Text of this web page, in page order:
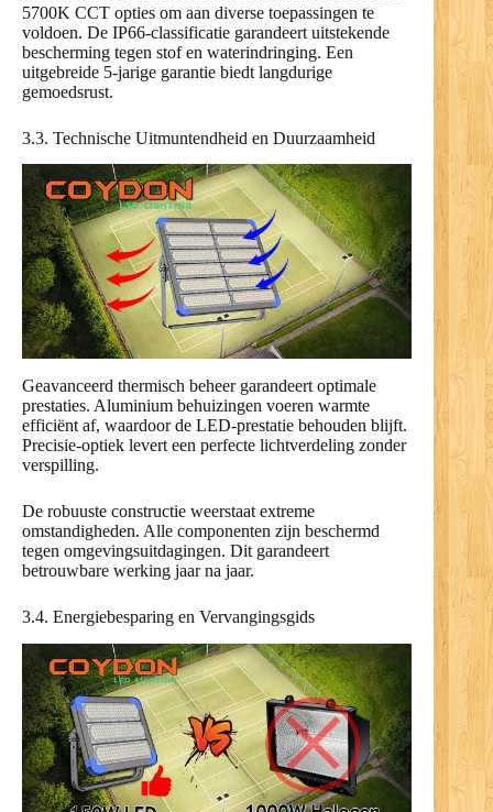
5700K CCT opties om aan diverse toepassingen te
voldoen. De IP66-classificatie garandeert uitstekende
bescherming tegen stof en waterindringing. Een
uitgebreide 5-jarige garantie biedt langdurige
gemoedsrust.
3.3. Technische Uitmuntendheid en Duurzaamheid
Geavanceerd thermisch beheer garandeert optimale
prestaties. Aluminium behuizingen voeren warmte
efficiënt af, waardoor de LED-prestatie behouden blijft.
Precisie-optiek levert een perfecte lichtverdeling zonder
verspilling.
De robuuste constructie weerstaat extreme
omstandigheden. Alle componenten zijn beschermd
tegen omgevingsuitdagingen. Dit garandeert
betrouwbare werking jaar na jaar.
3.4. Energiebesparing en Vervangingsgids